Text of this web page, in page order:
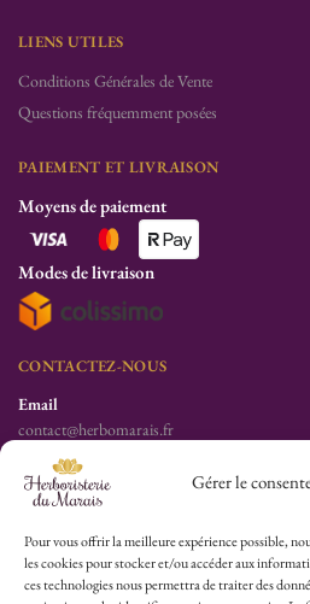
Gérer le
Pour vous offrir la meilleure expérience possible,
les cookies pour stocker et/ou accéder aux
ces technologies nous permettra de traiter des
LIENS UTILES
Conditions Générales de Vente
Questions fréquemment posées
PAIEMENT ET LIVRAISON
Moyens de paiement
Modes de livraison
CONTACTEZ-NOUS
Email
contact@herbomarais.fr
Téléphone
+33 6 78 19 34 25
S’adresser à l’herboristerie :
6 rue des Filles du Calvaire
75003 Paris